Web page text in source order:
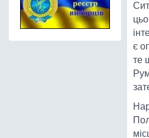
є
те